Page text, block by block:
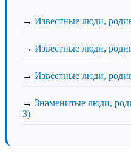
→ Известные люди,
→ Известные люди,
→ Известные люди,
→ Знаменитые люди,
3)